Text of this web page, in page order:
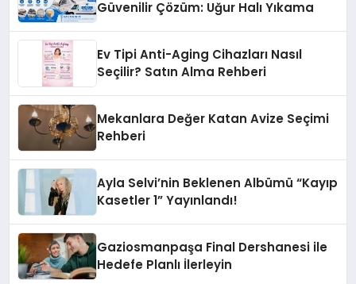
Güvenilir Çözüm: Uğur Halı Yıkama
Ev Tipi Anti-Aging Cihazları Nasıl
Seçilir? Satın Alma Rehberi
Mekanlara Değer Katan Avize Seçimi
Rehberi
Ayla Selvi’nin Beklenen Albümü “Kayıp
Kasetler 1” Yayınlandı!
Gaziosmanpaşa Final Dershanesi ile
Hedefe Planlı İlerleyin